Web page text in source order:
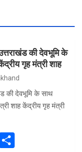
की देवभूमि के
गृह मंत्री शाह
की देवभूमि के साथ
शाह केंद्रीय गृह मंत्री